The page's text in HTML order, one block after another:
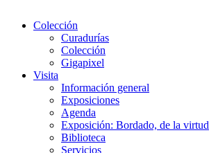
Colección
Curadurías
Colección
Gigapixel
Visita
Información general
Exposiciones
Agenda
Exposición: Bordado, de la virtud
Biblioteca
Servicios